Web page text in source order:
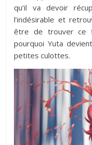
qu’il va devoir
l’indésirable et
être de trouver ce
pourquoi Yuta
petites culottes.